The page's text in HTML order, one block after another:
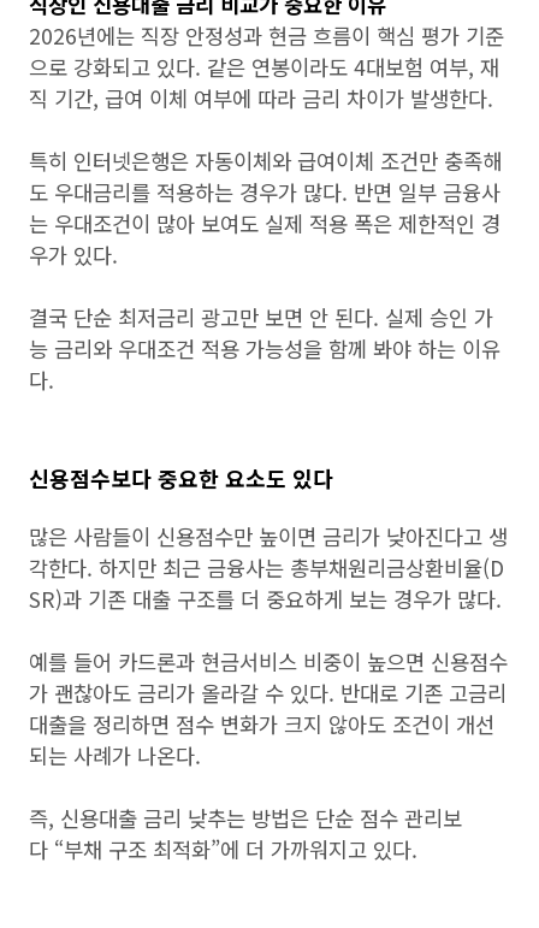
2026년에는 직장 안정성과 현금 흐름이 핵심 평가 기준
으로 강화되고 있다. 같은 연봉이라도 4대보험 여부, 재
직 기간, 급여 이체 여부에 따라 금리 차이가 발생한다.
특히 인터넷은행은 자동이체와 급여이체 조건만 충족해
도 우대금리를 적용하는 경우가 많다. 반면 일부 금융사
는 우대조건이 많아 보여도 실제 적용 폭은 제한적인 경
우가 있다.
결국 단순 최저금리 광고만 보면 안 된다. 실제 승인 가
능 금리와 우대조건 적용 가능성을 함께 봐야 하는 이유
다.
신용점수보다 중요한 요소도 있다
많은 사람들이 신용점수만 높이면 금리가 낮아진다고 생
각한다. 하지만 최근 금융사는 총부채원리금상환비율(D
SR)과 기존 대출 구조를 더 중요하게 보는 경우가 많다.
예를 들어 카드론과 현금서비스 비중이 높으면 신용점수
가 괜찮아도 금리가 올라갈 수 있다. 반대로 기존 고금리
대출을 정리하면 점수 변화가 크지 않아도 조건이 개선
되는 사례가 나온다.
즉, 신용대출 금리 낮추는 방법은 단순 점수 관리보
다 “부채 구조 최적화”에 더 가까워지고 있다.